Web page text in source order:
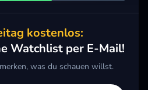
kostenlos:
Watchlist per E-Mail!
was du schauen willst.